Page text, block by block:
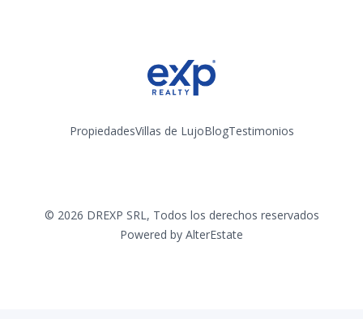
PropiedadesVillas de LujoBlogTestimonios
© 2026 DREXP SRL, Todos los derechos reservados
Powered by AlterEstate